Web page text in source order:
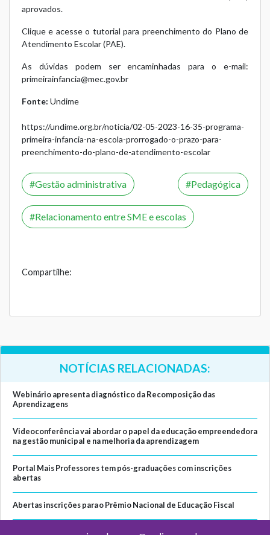
aprovados.
Clique e acesse o tutorial para preenchimento do Plano de
Atendimento Escolar (PAE).
As dúvidas podem ser encaminhadas para o e-mail:
primeirainfancia@mec.gov.br
Fonte: Undime
https://undime.org.br/noticia/02-05-2023-16-35-programa-
primeira-infancia-na-escola-prorrogado-o-prazo-para-
preenchimento-do-plano-de-atendimento-escolar
Gestão administrativa Pedagógica
Relacionamento entre SME e escolas
Compartilhe:
NOTÍCIAS RELACIONADAS:
Webinário apresenta diagnóstico da Recomposição das
Aprendizagens
Videoconferência vai abordar o papel da educação empreendedora
na gestão municipal e na melhoria da aprendizagem
Portal Mais Professores tem pós-graduações com inscrições
abertas
Abertas inscrições para o Prêmio Nacional de Educação Fiscal